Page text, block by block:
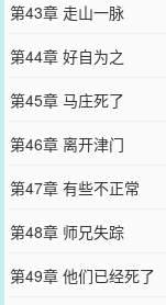
第43章 走山一脉
第44章 好自为之
第45章 马庄死了
第46章 离开津门
第47章 有些不正常
第48章 师兄失踪
第49章 他们已经死了